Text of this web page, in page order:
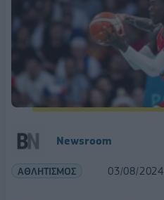
Newsroom
ΑΘΛΗΤΙΣΜΟΣ 03/08/2024